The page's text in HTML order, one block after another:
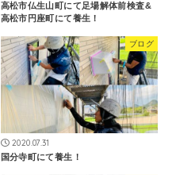
高松市仏生山町にて足場解体前検査&
高松市円座町にて養生！
ブログ
2020.07.31
国分寺町にて養生！